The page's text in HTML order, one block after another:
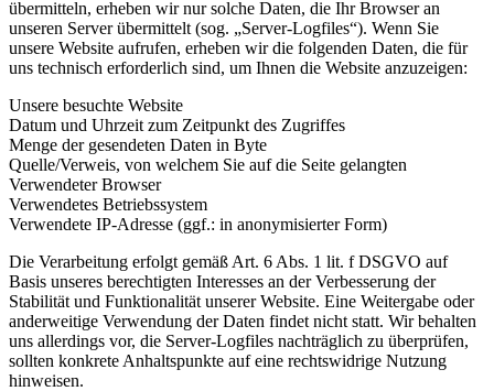
übermitteln, erheben wir nur solche Daten, die Ihr Browser an
unseren Server übermittelt (sog. „Server-Logfiles“). Wenn Sie
unsere Website aufrufen, erheben wir die folgenden Daten, die für
uns technisch erforderlich sind, um Ihnen die Website anzuzeigen:
Unsere besuchte Website
Datum und Uhrzeit zum Zeitpunkt des Zugriffes
Menge der gesendeten Daten in Byte
Quelle/Verweis, von welchem Sie auf die Seite gelangten
Verwendeter Browser
Verwendetes Betriebssystem
Verwendete IP-Adresse (ggf.: in anonymisierter Form)
Die Verarbeitung erfolgt gemäß Art. 6 Abs. 1 lit. f DSGVO auf
Basis unseres berechtigten Interesses an der Verbesserung der
Stabilität und Funktionalität unserer Website. Eine Weitergabe oder
anderweitige Verwendung der Daten findet nicht statt. Wir behalten
uns allerdings vor, die Server-Logfiles nachträglich zu überprüfen,
sollten konkrete Anhaltspunkte auf eine rechtswidrige Nutzung
hinweisen.